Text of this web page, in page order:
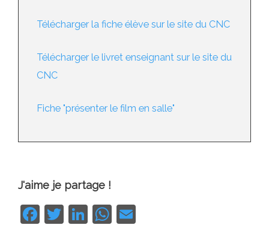
Télécharger la fiche élève sur le site du CNC
Télécharger le livret enseignant sur le site du
CNC
Fiche "présenter le film en salle"
J'aime je partage !
Facebook
Twitter
LinkedIn
WhatsApp